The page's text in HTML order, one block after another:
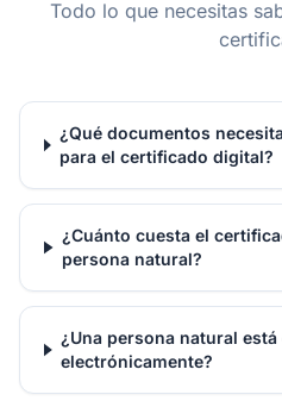
Todo lo que necesitas
¿Qué documentos
para el certificado digital?
¿Cuánto cuesta el
persona natural?
¿Una persona natural
electrónicamente?